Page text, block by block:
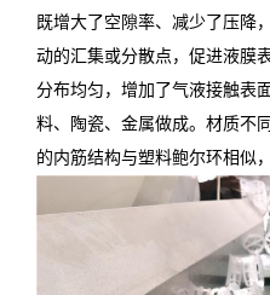
既增大了空隙率、减少了压降
动的汇集或分散点，促进液膜
分布均匀，增加了气液接触表
料、陶瓷、金属做成。材质不
的内筋结构与塑料鲍尔环相似